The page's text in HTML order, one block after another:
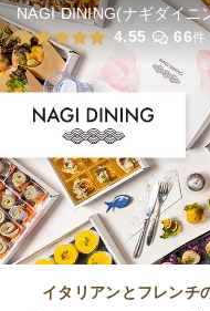
オードブル
締切 2日前19時
最低ご注文金額 15,000円
NAGI DINING(ナギダイニ
4.55
66件
イタリアンとフレンチ